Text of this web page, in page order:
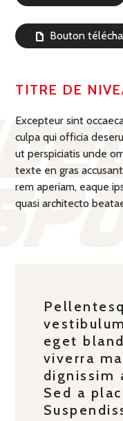
Bouton
TITRE DE
Excepteur sint
culpa qui officia
ut perspiciatis unde
texte en gras
rem aperiam, eaque
quasi architecto
eget
viverra
dignissim
Sed a